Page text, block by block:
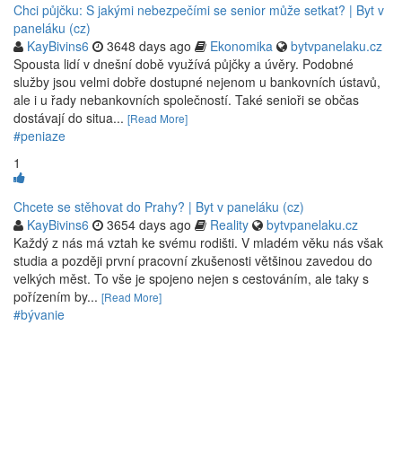
Chci půjčku: S jakými nebezpečími se senior může setkat? | Byt v
paneláku (cz)
KayBivins6
3648 days ago Ekonomika
bytvpanelaku.cz
Spousta lidí v dnešní době využívá půjčky a úvěry. Podobné
služby jsou velmi dobře dostupné nejenom u bankovních ústavů,
ale i u řady nebankovních společností. Také senioři se občas
dostávají do situa... [Read More]
#peniaze
1
Chcete se stěhovat do Prahy? | Byt v paneláku (cz)
KayBivins6
3654 days ago Reality
bytvpanelaku.cz
Každý z nás má vztah ke svému rodišti. V mladém věku nás však
studia a později první pracovní zkušenosti většinou zavedou do
velkých měst. To vše je spojeno nejen s cestováním, ale taky s
pořízením by... [Read More]
#bývanie